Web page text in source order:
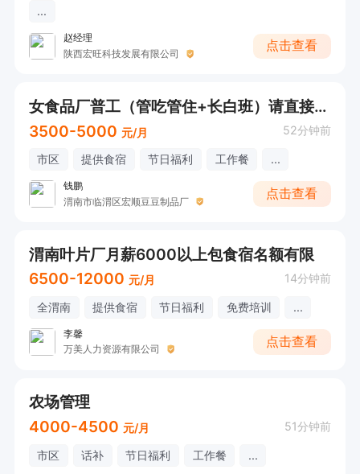
...
赵经理
陕西宏旺科技发展有限公司
点击查看
女食品厂普工（管吃管住+长白班）请直接电话联系
3500-5000 元/月 52分钟前
市区 提供食宿 节日福利 工作餐 ...
钱鹏
渭南市临渭区宏顺豆豆制品厂
点击查看
渭南叶片厂月薪6000以上包食宿名额有限
6500-12000 元/月 14分钟前
全渭南 提供食宿 节日福利 免费培训 ...
李馨
万美人力资源有限公司
点击查看
农场管理
4000-4500 元/月 51分钟前
市区 话补 节日福利 工作餐 ...